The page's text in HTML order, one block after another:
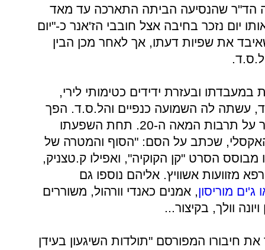
הד"ר שהנסיעה הביתה התארכה עד מאד
יום נזכר בחיבה אצל חובבי הז'אנר כ-"יום
את שפיות דעתו, אך לאחר מכן הבין
ובעזרת ידידים כטימותי לירי,
עשתה לה השמועה כנפיים והל.ס.ד. הפך
לאחת מהתופעות המשפיעות ביותר על תרבות המאה ה-20. תחת השפעתו
האקסלי, שכתב על הסם: "הסוף והמטרה של
מבוסס הסרט "קן הקוקיה", ואפילו ק.טצניק,
מזוועות אשוויץ. אליהם נוספו גם
ג'ים מוריסון, אמנים כאנדי וורהול, משוררים
וולך, בקיצור...
לאור את חיבורו המפורסם "תולדות השיגעון בעידן